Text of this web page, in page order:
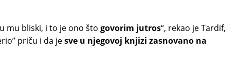
mu bliski, i to je ono što govorim jutros“, rekao je Tardif,
priču i da jesve u njegovoj knjizi zasnovano na